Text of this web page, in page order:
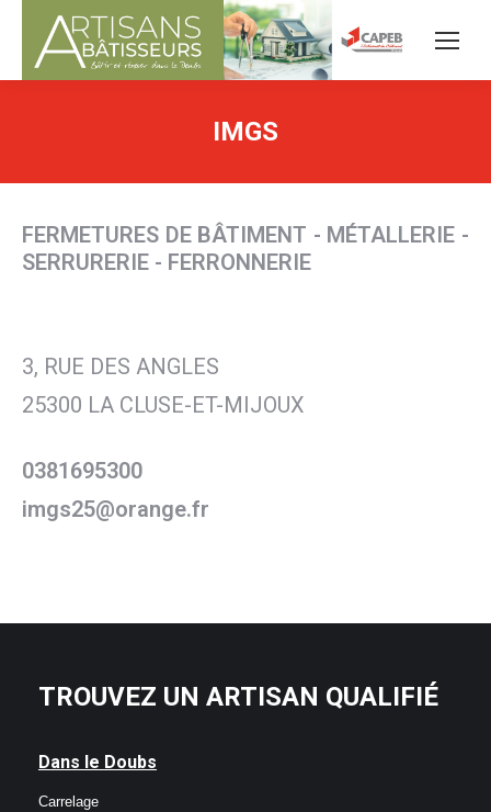
IMGS
FERMETURES DE BÂTIMENT - MÉTALLERIE -
SERRURERIE - FERRONNERIE
3, RUE DES ANGLES
25300 LA CLUSE-ET-MIJOUX
0381695300
imgs25@orange.fr
TROUVEZ UN ARTISAN QUALIFIÉ
Dans le Doubs
Carrelage